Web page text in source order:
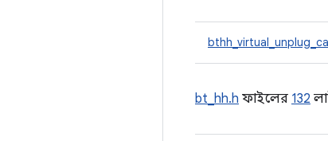
bt_hh.h ফাইলের 132